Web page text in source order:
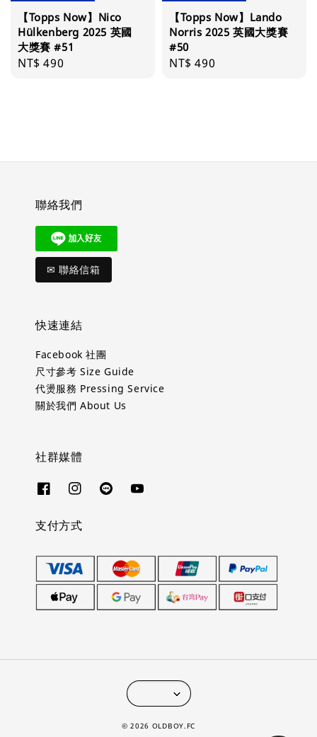
【Topps Now】Nico
Hülkenberg 2025 英國
大獎賽 #51
Regular
NT$ 490
【Topps Now】Lando
Norris 2025 英國大獎賽
#50
Regular
NT$ 490
聯絡我們
✉ 聯絡信箱
快速連結
Facebook 社團
尺寸參考 Size Guide
代燙服務 Pressing Service
關於我們 About Us
社群媒體
支付方式
© 2026 OLDBOY.FC